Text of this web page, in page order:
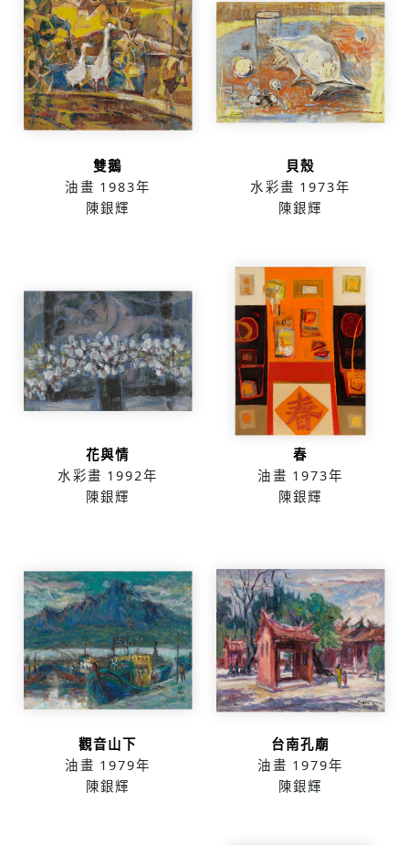
雙鵝
油畫 1983年
陳銀輝
貝殼
水彩畫 1973年
陳銀輝
花與情
水彩畫 1992年
陳銀輝
春
油畫 1973年
陳銀輝
觀音山下
油畫 1979年
陳銀輝
台南孔廟
油畫 1979年
陳銀輝